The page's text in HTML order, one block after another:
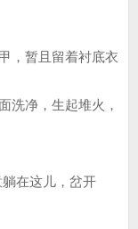
暂且留着衬底衣
净，生起堆火，
在这儿，岔开